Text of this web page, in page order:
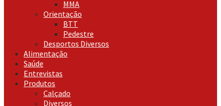
MMA
Orientação
BTT
Pedestre
Desportos Diversos
Alimentação
Saúde
Entrevistas
Produtos
Calçado
Diversos